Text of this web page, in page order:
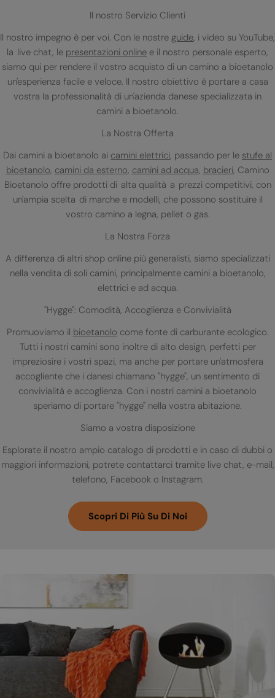
Il nostro Servizio Clienti
Il nostro impegno è per voi. Con le nostre guide, i video su YouTube,
la live chat, le presentazioni online e il nostro personale esperto,
siamo qui per rendere il vostro acquisto di un camino a bioetanolo
un'esperienza facile e veloce. Il nostro obiettivo è portare a casa
vostra la professionalità di un'azienda danese specializzata in
camini a bioetanolo.
La Nostra Offerta
Dai camini a bioetanolo ai camini elettrici, passando per le stufe al
bioetanolo, camini da esterno, camini ad acqua, bracieri, Camino
Bioetanolo offre prodotti di alta qualità a prezzi competitivi, con
un'ampia scelta di marche e modelli, che possono sostituire il
vostro camino a legna, pellet o gas.
La Nostra Forza
A differenza di altri shop online più generalisti, siamo specializzati
nella vendita di soli camini, principalmente camini a bioetanolo,
elettrici e ad acqua.
"Hygge": Comodità, Accoglienza e Convivialità
Promuoviamo il bioetanolo come fonte di carburante ecologico.
Tutti i nostri camini sono inoltre di alto design, perfetti per
impreziosire i vostri spazi, ma anche per portare un'atmosfera
accogliente che i danesi chiamano "hygge", un sentimento di
convivialità e accoglienza. Con i nostri camini a bioetanolo
speriamo di portare "hygge" nella vostra abitazione.
Siamo a vostra disposizione
Esplorate il nostro ampio catalogo di prodotti e in caso di dubbi o
maggiori informazioni, potrete contattarci tramite live chat, e-mail,
telefono, Facebook o Instagram.
Scopri Di Più Su Di Noi